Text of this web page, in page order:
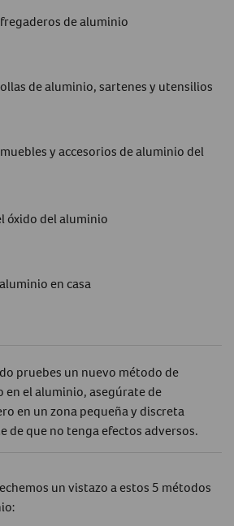
de aluminio
de aluminio, sartenes y utensilios
y accesorios de aluminio del
óxido del aluminio
en casa
pruebes un nuevo método de
en el aluminio, asegúrate de
en un zona pequeña y discreta
de que no tenga efectos adversos.
un vistazo a estos 5 métodos
: